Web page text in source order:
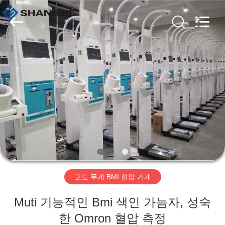
집
제
품
비
디
2019
2026
Zhengzhou
shanghe
electronic
technology
LTD.
All
Rights
Reserved.
고도 무게 BMI 혈압 기계
Muti 기능적인 Bmi 색인 가늠자, 성숙
한 Omron 혈압 측정